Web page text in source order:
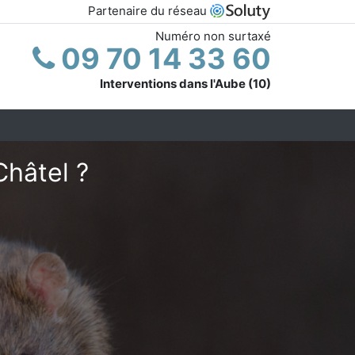
Partenaire du réseau
Numéro non surtaxé
09 70 14 33 60
Interventions dans l'Aube (10)
?